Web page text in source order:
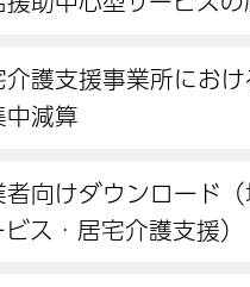
介護支援事業所にお
中減算
者向けダウンロード（
ビス・居宅介護支援）